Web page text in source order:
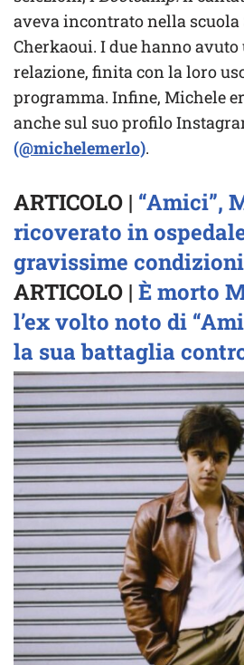
aveva incontrato nella
Cherkaoui. I due hanno avuto
relazione, finita con la loro
programma. Infine, Michele
anche sul suo profilo
(@michelemerlo).
ARTICOLO | “Amici”,
ricoverato in
gravissime condizioni
ARTICOLO | È morto
l’ex volto noto di
la sua battaglia